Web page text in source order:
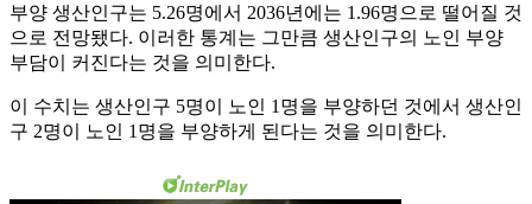
부양 생산인구는 5.26명에서 2036년에는 1.96명으로 떨어질 것
으로 전망됐다. 이러한 통계는 그만큼 생산인구의 노인 부양
부담이 커진다는 것을 의미한다.
이 수치는 생산인구 5명이 노인 1명을 부양하던 것에서 생산인
구 2명이 노인 1명을 부양하게 된다는 것을 의미한다.